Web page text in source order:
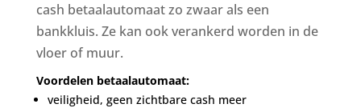
cash betaalautomaat zo zwaar als een
bankkluis. Ze kan ook verankerd worden in de
vloer of muur.
Voordelen betaalautomaat:
veiligheid, geen zichtbare cash meer